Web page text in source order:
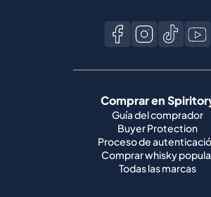
Comprar en
Guía del comprador
Buyer Protection
Proceso de
Comprar whisky
Todas las marcas